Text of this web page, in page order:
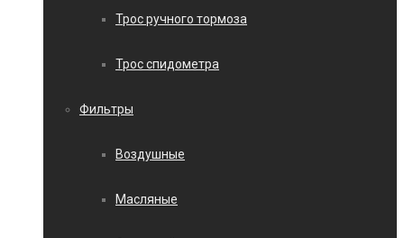
Трос ручного тормоза
Трос спидометра
Фильтры
Воздушные
Масляные